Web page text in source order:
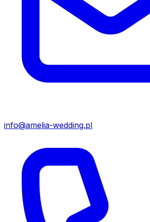
info@amelia-wedding.pl